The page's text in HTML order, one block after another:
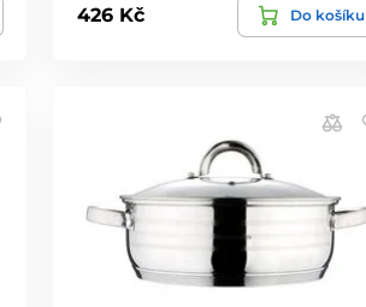
426 Kč Do košíku